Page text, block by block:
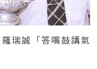
瑞誠「答嘴鼓講氣